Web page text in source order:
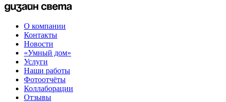
О компании
Контакты
Новости
«Умный дом»
Услуги
Наши работы
Фотоотчёты
Коллаборации
Отзывы